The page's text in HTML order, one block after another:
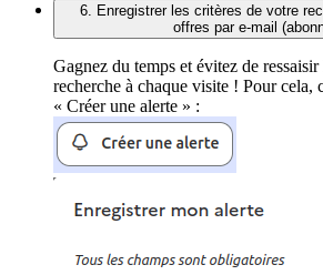
6. Enregistrer les critères de votre
offres par e-mail
Gagnez du temps et évitez de
recherche à chaque visite ! Pour cela,
« Créer une alerte » :